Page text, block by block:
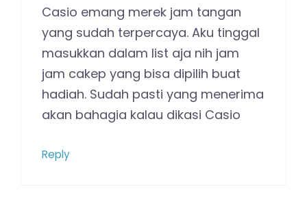
Casio emang merek jam tangan
yang sudah terpercaya. Aku tinggal
masukkan dalam list aja nih jam
jam cakep yang bisa dipilih buat
hadiah. Sudah pasti yang menerima
akan bahagia kalau dikasi Casio
Reply